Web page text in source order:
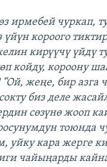
ирмебей чуркап,
үйүн короого
кирүүчү үйдү
койду, короону
жеңе, бир азга
биз деле
сөзүнө жооп
тоюнда
уйку кара жерге
чайыңарды